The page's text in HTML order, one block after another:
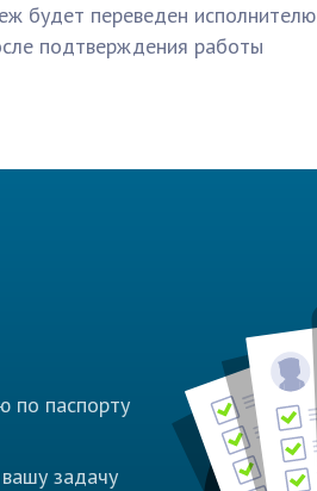
будет переведен исполнителю
подтверждения работы
по паспорту
задачу